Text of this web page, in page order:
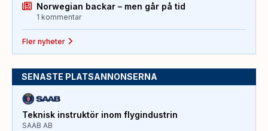
Norwegian backar – men går på tid
1 kommentar
Fler nyheter
SENASTE PLATSANNONSERNA
Teknisk instruktör inom flygindustrin
SAAB AB